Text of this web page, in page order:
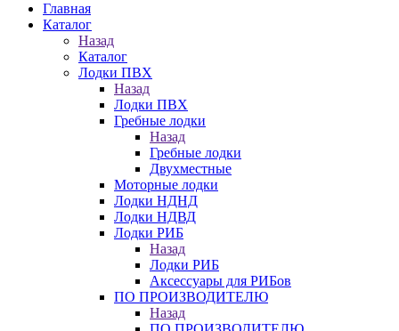
Главная
Каталог
Назад
Каталог
Лодки ПВХ
Назад
Лодки ПВХ
Гребные лодки
Назад
Гребные лодки
Двухместные
Моторные лодки
Лодки НДНД
Лодки НДВД
Лодки РИБ
Назад
Лодки РИБ
Аксессуары для РИБов
ПО ПРОИЗВОДИТЕЛЮ
Назад